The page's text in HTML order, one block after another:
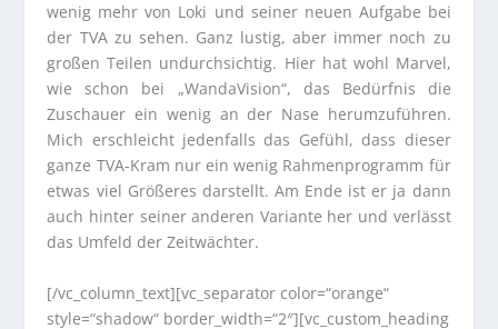
wenig mehr von Loki und seiner neuen Aufgabe bei
der TVA zu sehen. Ganz lustig, aber immer noch zu
großen Teilen undurchsichtig. Hier hat wohl Marvel,
wie schon bei „WandaVision“, das Bedürfnis die
Zuschauer ein wenig an der Nase herumzuführen.
Mich erschleicht jedenfalls das Gefühl, dass dieser
ganze TVA-Kram nur ein wenig Rahmenprogramm für
etwas viel Größeres darstellt. Am Ende ist er ja dann
auch hinter seiner anderen Variante her und verlässt
das Umfeld der Zeitwächter.
[/vc_column_text][vc_separator color=“orange“
style=“shadow“ border_width=“2″][vc_custom_heading